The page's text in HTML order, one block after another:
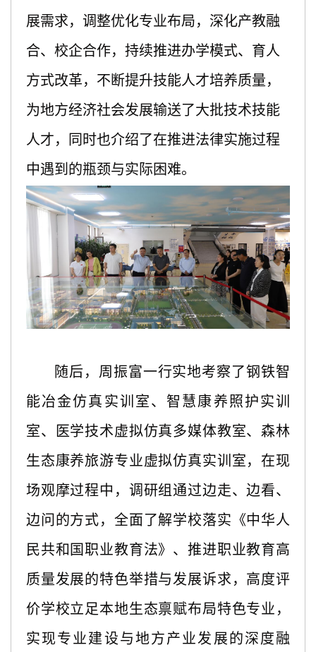
展需求，调整优化专业布局，深化产教融
合、校企合作，持续推进办学模式、育人
方式改革，不断提升技能人才培养质量，
为地方经济社会发展输送了大批技术技能
人才，同时也介绍了在推进法律实施过程
中遇到的瓶颈与实际困难。
随后，周振富一行实地考察了钢铁智
能冶金仿真实训室、智慧康养照护实训
室、医学技术虚拟仿真多媒体教室、森林
生态康养旅游专业虚拟仿真实训室，在现
场观摩过程中，调研组通过边走、边看、
边问的方式，全面了解学校落实《中华人
民共和国职业教育法》、推进职业教育高
质量发展的特色举措与发展诉求，高度评
价学校立足本地生态禀赋布局特色专业，
实现专业建设与地方产业发展的深度融